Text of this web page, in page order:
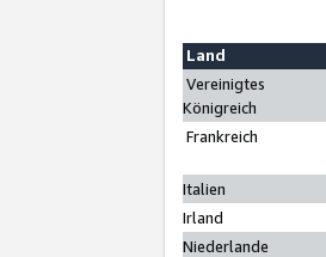
Land
Vereinigtes
Königreich
Frankreich
Italien
Irland
Niederlande